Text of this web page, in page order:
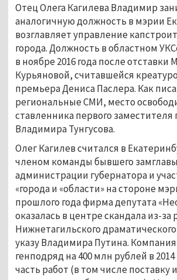
Отец Олега Кагилева Владимир
аналогичную должность в мэрии
возглавляет управление
города. Должность в областном
в ноябре 2016 года после отставки
Курьяновой, считавшейся
премьера Дениса Паслера. Как
региональные СМИ, место
ставленника первого заместителя
Владимира Тунгусова.
Олег Кагилев считался в
членом команды бывшего замглавы
администрации губернатора и
«города и «области» на стороне
прошлого года фирма депутата
оказалась в центре скандала из-
Нижнетагильского
указу Владимира Путина. Компания
генподряд на 400 млн рублей в
часть работ (в том числе поставку